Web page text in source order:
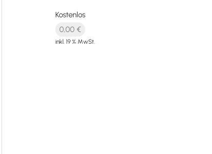
Kostenlos
0,00 €
inkl. 19 % MwSt.